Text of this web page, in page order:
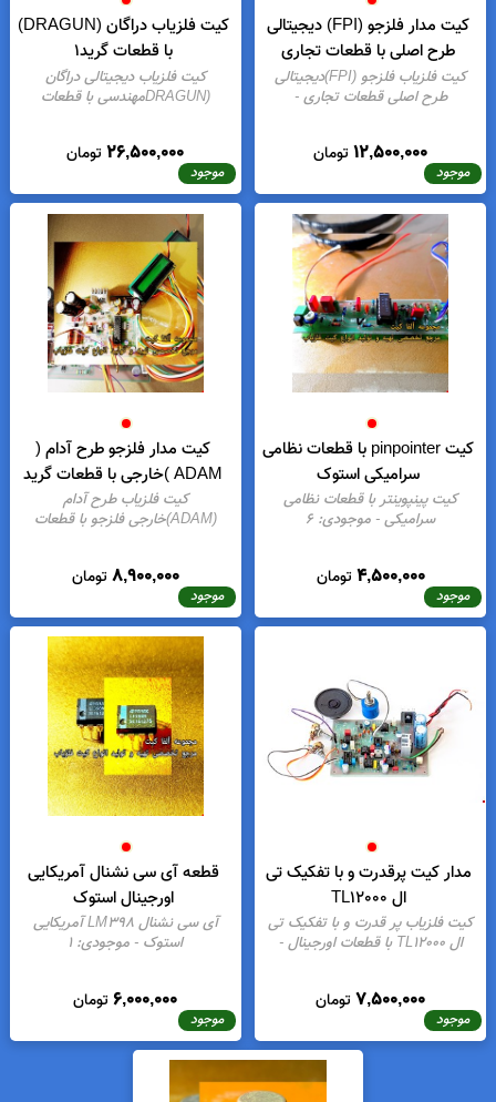
کیت مدار فلزجو (FPI) دیجیتالی
طرح اصلی با قطعات تجاری
کیت فلزیاب فلزجو (FPI)دیجیتالی
طرح اصلی قطعات تجاری
موجودی:9
12,500,000تومان
موجود
با قطعات گرید1
کیت فلزیاب دیجیتالی دراگان
(DRAGUNمهندسی با قطعات
اورجینال و آخرین ورژن برنامه C
موجودی:15
26,500,000
موجود
کیت pinpointer با قطعات نظامی
سرامیکی استوک
کیت پینپوینتر با قطعات نظامی
4,500,000 تومان
موجود
کیت مدار فلزجو طرح آدام (
ADAM )خارجی با قطعات گرید
کیت فلزیاب طرح آدام
(ADAM)خارجی فلزجو با قطعات
اورجینال- موجودی:6
8,900,000تومان
موجود